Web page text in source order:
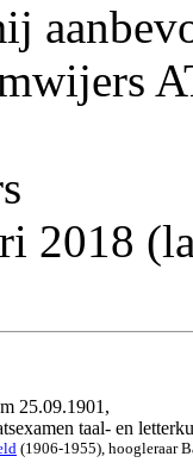
2018
25.09.1901,
taal- en
(1906-1955), hoogleraar